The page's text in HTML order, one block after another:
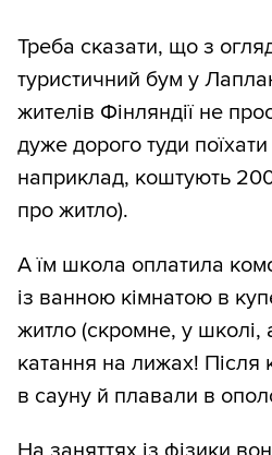
Треба сказати, що з
туристичний бум у
жителів Фінляндії не
дуже дорого туди
наприклад, коштують
про житло).
А їм школа оплатила
із ванною кімнатою в
житло (скромне, у школі,
катання на лижах! Після
в сауну й плавали в